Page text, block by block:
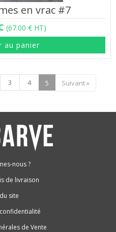
en vrac #7
(67.00 € HT)
au panier
3 4 5 Suivant »
nous ?
de livraison
site
de Vente